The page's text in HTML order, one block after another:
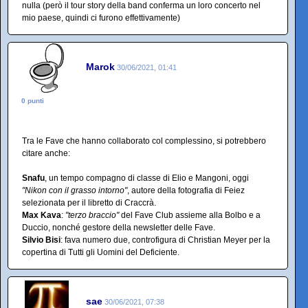
nulla (però il tour story della band conferma un loro concerto nel
mio paese, quindi ci furono effettivamente)
Marok 30/06/2021, 01:41
0 punti
Tra le Fave che hanno collaborato col complessino, si potrebbero
citare anche:
Snafu, un tempo compagno di classe di Elio e Mangoni, oggi
"Nikon con il grasso intorno", autore della fotografia di Feiez
selezionata per il libretto di Craccrà.
Max Kava: "terzo braccio"del Fave Club assieme alla Bolbo e a
Duccio, nonché gestore della newsletter delle Fave.
Silvio Bisi: fava numero due, controfigura di Christian Meyer per la
copertina di Tutti gli Uomini del Deficiente.
sae 30/06/2021, 07:38